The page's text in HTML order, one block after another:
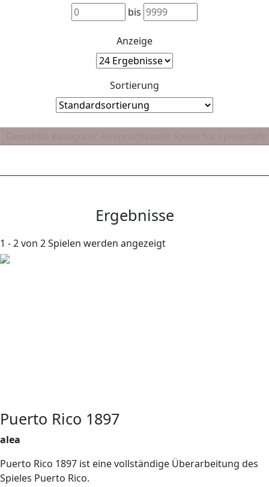
bis
Anzeige
Sortierung
Ergebnisse
1 - 2 von 2 Spielen werden angezeigt
Puerto Rico 1897
alea
Puerto Rico 1897 ist eine vollständige Überarbeitung des
Spieles Puerto Rico.